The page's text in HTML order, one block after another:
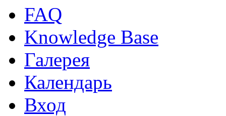
FAQ
Knowledge Base
Галерея
Календарь
Вход